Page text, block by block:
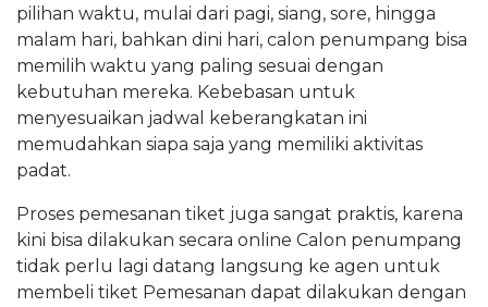
pilihan waktu, mulai dari pagi, siang, sore, hingga
malam hari, bahkan dini hari, calon penumpang bisa
memilih waktu yang paling sesuai dengan
kebutuhan mereka. Kebebasan untuk
menyesuaikan jadwal keberangkatan ini
memudahkan siapa saja yang memiliki aktivitas
padat.
Proses pemesanan tiket juga sangat praktis, karena
kini bisa dilakukan secara online Calon penumpang
tidak perlu lagi datang langsung ke agen untuk
membeli tiket Pemesanan dapat dilakukan dengan